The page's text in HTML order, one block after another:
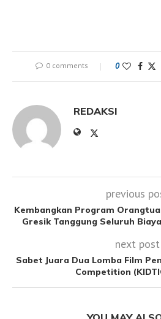
0 comments 0
REDAKSI
previous
Kembangkan Program
Gresik Tanggung Seluruh
next post
Sabet Juara Dua Lomba Film
Competition